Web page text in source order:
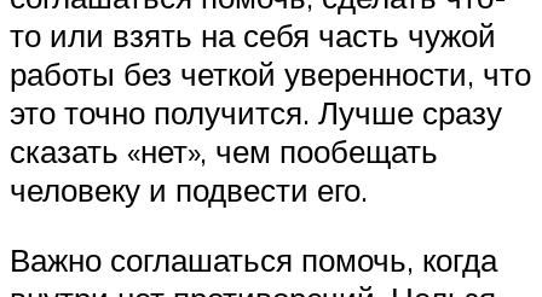
то или взять на себя часть чужой
работы без четкой уверенности, что
это точно получится. Лучше сразу
сказать «нет», чем пообещать
человеку и подвести его.
Важно соглашаться помочь, когда